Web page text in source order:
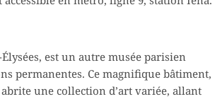
est un autre musée parisien
permanentes. Ce magnifique bâtiment,
une collection d’art variée, allant